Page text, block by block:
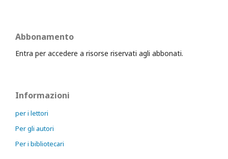
Abbonamento
Entra per accedere a risorse riservati agli abbonati.
Informazioni
per i lettori
Per gli autori
Per i bibliotecari